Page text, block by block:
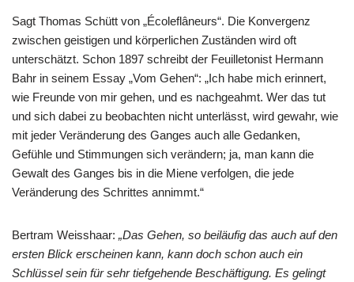
Sagt Thomas Schütt von „Écoleflâneurs“. Die Konvergenz
zwischen geistigen und körperlichen Zuständen wird oft
unterschätzt. Schon 1897 schreibt der Feuilletonist Hermann
Bahr in seinem Essay „Vom Gehen“: „Ich habe mich erinnert,
wie Freunde von mir gehen, und es nachgeahmt. Wer das tut
und sich dabei zu beobachten nicht unterlässt, wird gewahr, wie
mit jeder Veränderung des Ganges auch alle Gedanken,
Gefühle und Stimmungen sich verändern; ja, man kann die
Gewalt des Ganges bis in die Miene verfolgen, die jede
Veränderung des Schrittes annimmt.“
Bertram Weisshaar: „Das Gehen, so beiläufig das auch auf den
ersten Blick erscheinen kann, kann doch schon auch ein
Schlüssel sein für sehr tiefgehende Beschäftigung. Es gelingt